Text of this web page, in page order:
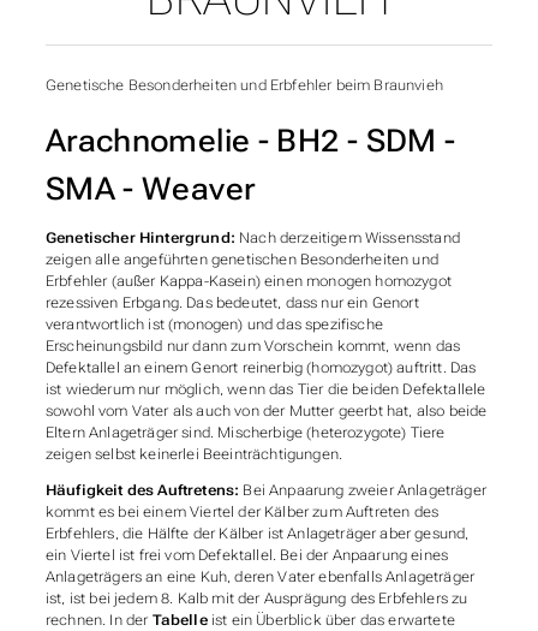
Genetische Besonderheiten und Erbfehler beim Braunvieh
Arachnomelie - BH2 - SDM -
SMA - Weaver
Genetischer Hintergrund: Nach derzeitigem Wissensstand
zeigen alle angeführten genetischen Besonderheiten und
Erbfehler (außer Kappa-Kasein) einen monogen homozygot
rezessiven Erbgang. Das bedeutet, dass nur ein Genort
verantwortlich ist (monogen) und das spezifische
Erscheinungsbild nur dann zum Vorschein kommt, wenn das
Defektallel an einem Genort reinerbig (homozygot) auftritt. Das
ist wiederum nur möglich, wenn das Tier die beiden Defektallele
sowohl vom Vater als auch von der Mutter geerbt hat, also beide
Eltern Anlageträger sind. Mischerbige (heterozygote) Tiere
zeigen selbst keinerlei Beeinträchtigungen.
Häufigkeit des Auftretens: Bei Anpaarung zweier Anlageträger
kommt es bei einem Viertel der Kälber zum Auftreten des
Erbfehlers, die Hälfte der Kälber ist Anlageträger aber gesund,
ein Viertel ist frei vom Defektallel. Bei der Anpaarung eines
Anlageträgers an eine Kuh, deren Vater ebenfalls Anlageträger
ist, ist bei jedem 8. Kalb mit der Ausprägung des Erbfehlers zu
rechnen. In der Tabelleist ein Überblick über das erwartete